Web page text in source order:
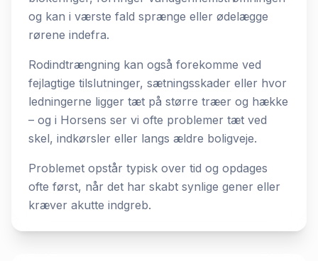
og kan i værste fald sprænge eller ødelægge
rørene indefra.
Rodindtrængning kan også forekomme ved
fejlagtige tilslutninger, sætningsskader eller hvor
ledningerne ligger tæt på større træer og hække
– og i Horsens ser vi ofte problemer tæt ved
skel, indkørsler eller langs ældre boligveje.
Problemet opstår typisk over tid og opdages
ofte først, når det har skabt synlige gener eller
kræver akutte indgreb.